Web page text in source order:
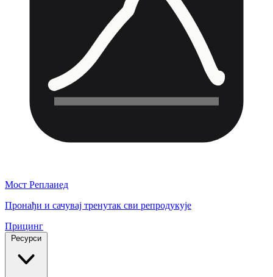
Мост Реплаиед
Пронађи и сачувај тренутак сви репродукује
Прицинг
Ресурси